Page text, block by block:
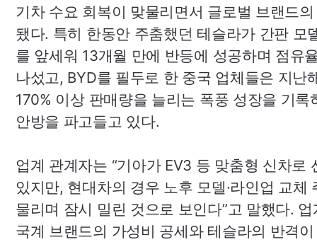
기차 수요 회복이 맞물리면서 글로벌 브랜드
됐다. 특히 한동안 주춤했던 테슬라가 간판 모
를 앞세워 13개월 만에 반등에 성공하며 점유
나섰고, BYD를 필두로 한 중국 업체들은 지난
170% 이상 판매량을 늘리는 폭풍 성장을 기록
안방을 파고들고 있다.
업계 관계자는 “기아가 EV3 등 맞춤형 신차로
있지만, 현대차의 경우 노후 모델·라인업 교체
물리며 잠시 밀린 것으로 보인다”고 말했다.
국계 브랜드의 가성비 공세와 테슬라의 반격